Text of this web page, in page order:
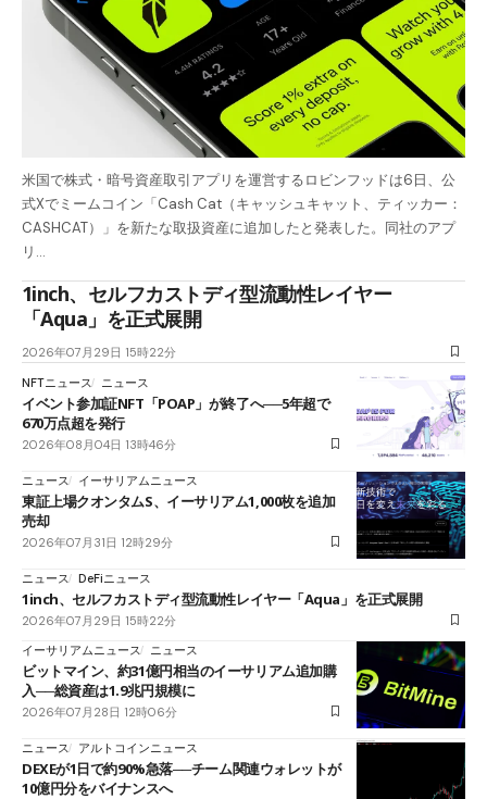
米国で株式・暗号資産取引アプリを運営するロビンフッドは6日、公
式Xでミームコイン「Cash Cat（キャッシュキャット、ティッカー：
CASHCAT）」を新たな取扱資産に追加したと発表した。同社のアプ
リ…
1inch、セルフカストディ型流動性レイヤー
「Aqua」を正式展開
2026年07月29日 15時22分
NFTニュース
ニュース
イベント参加証NFT「POAP」が終了へ──5年超で
670万点超を発行
2026年08月04日 13時46分
ニュース イーサリアムニュース
東証上場クオンタムS、イーサリアム1,000枚を追加
売却
2026年07月31日 12時29分
ニュース DeFiニュース
1inch、セルフカストディ型流動性レイヤー「Aqua」を正式展開
2026年07月29日 15時22分
イーサリアムニュース
ニュース
ビットマイン、約31億円相当のイーサリアム追加購
入──総資産は1.9兆円規模に
2026年07月28日 12時06分
ニュース アルトコインニュース
DEXEが1日で約90%急落──チーム関連ウォレットが
10億円分をバイナンスへ